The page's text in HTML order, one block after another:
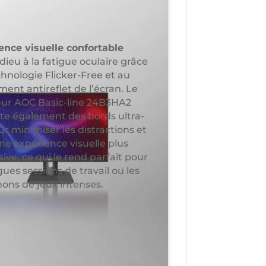
visuelle confortable
à la fatigue oculaire grâce
Flicker-Free et au
antireflet de l’écran. Le
AOC Basic-line 24B3HA2
également des bords ultra-
minimiser les distractions et
expérience visuelle plus
ce qui le rend parfait pour
sessions de travail ou les
de jeux intenses.